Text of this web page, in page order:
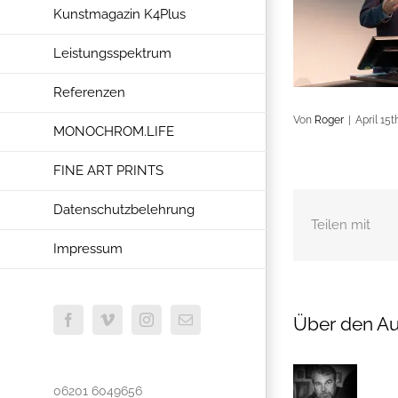
Kunstmagazin K4Plus
Leistungsspektrum
Referenzen
MONOCHROM.LIFE
FINE ART PRINTS
Datenschutzbelehrung
Impressum
FacebookVimeoInstagram
E-
06201 6049656
Von Roger April
Teilen mit
Über den